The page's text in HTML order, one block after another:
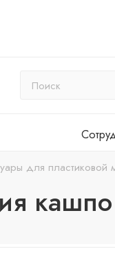
для пластиковой